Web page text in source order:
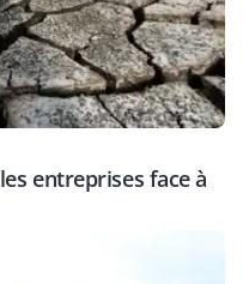
entreprises face à